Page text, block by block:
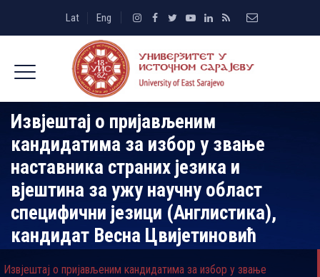
Lat Eng
Извјештај о пријављеним
кандидатима за избор у звање
наставника страних језика и
вјештина за ужу научну област
специфични језици (Англистика),
кандидат Весна Цвијетиновић
Извјештај о пријављеним кандидатима за избор у звање